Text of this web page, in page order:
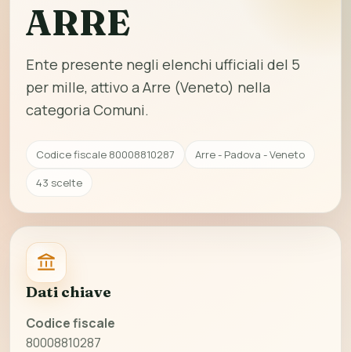
ARRE
Ente presente negli elenchi ufficiali del 5
per mille, attivo a Arre (Veneto) nella
categoria Comuni.
Codice fiscale 80008810287
Arre - Padova - Veneto
43 scelte
Dati chiave
Codice fiscale
80008810287